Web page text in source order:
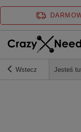
Wstecz Jesteś